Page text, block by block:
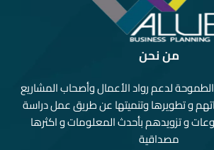
من نحن
لدعم رواد الأعمال وأصحاب المشاريع
و تطويرها وتنميتها عن طريق عمل دراسة
و تزويدهم بأحدث المعلومات و اكثرها
مصداقية